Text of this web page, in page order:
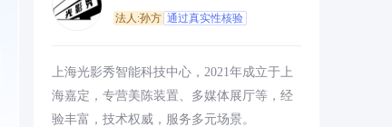
法人:孙方 通过真实性核验
上海光影秀智能科技中心，2021年成立于上
海嘉定，专营美陈装置、多媒体展厅等，经
验丰富，技术权威，服务多元场景。